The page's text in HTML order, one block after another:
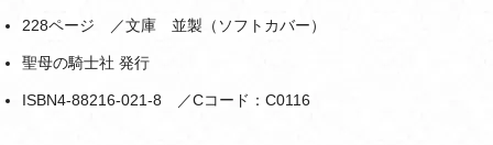
228ページ ／文庫 並製（ソフトカバー）
聖母の騎士社 発行
ISBN4-88216-021-8 ／Cコード：C0116